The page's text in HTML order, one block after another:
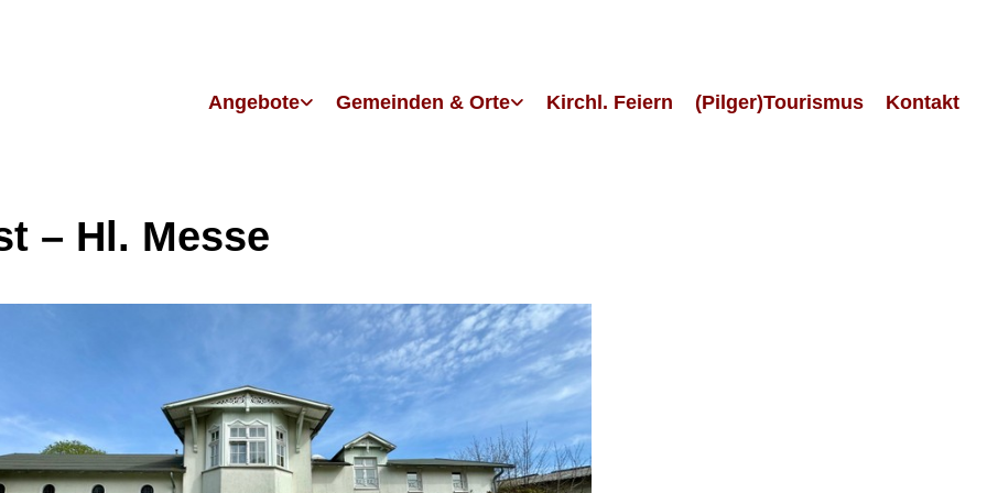
Angebote Gemeinden & Orte Kirchl. Feiern (Pilger)Tourismus Kontakt
– Hl. Messe